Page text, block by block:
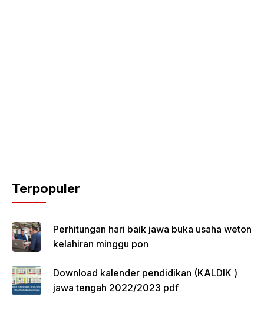
Terpopuler
Perhitungan hari baik jawa buka usaha weton
kelahiran minggu pon
Download kalender pendidikan (KALDIK )
jawa tengah 2022/2023 pdf